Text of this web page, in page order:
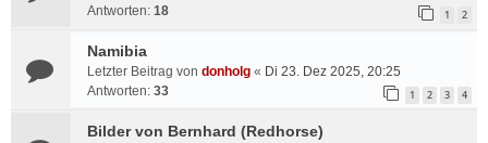
Antworten: 18 1 2
Namibia
Letzter Beitrag von donholg « Di 23. Dez 2025, 20:25
Antworten: 33 1 2 3 4
Bilder von Bernhard (Redhorse)